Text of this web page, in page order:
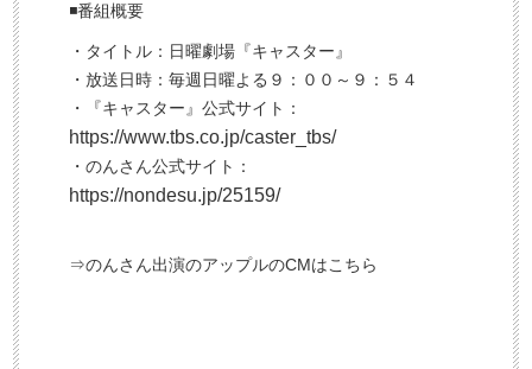
◾️番組概要
・タイトル：日曜劇場『キャスター』
・放送日時：毎週日曜よる９：００～９：５４
・『キャスター』公式サイト：
https://www.tbs.co.jp/caster_tbs/
・のんさん公式サイト：
https://nondesu.jp/25159/
⇒のんさん出演のアップルのCMはこちら